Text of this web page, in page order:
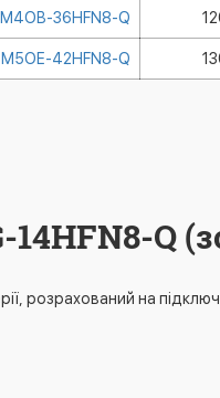
M4OB-36HFN8-Q
M5OE-42HFN8-Q
Q
розрахований на